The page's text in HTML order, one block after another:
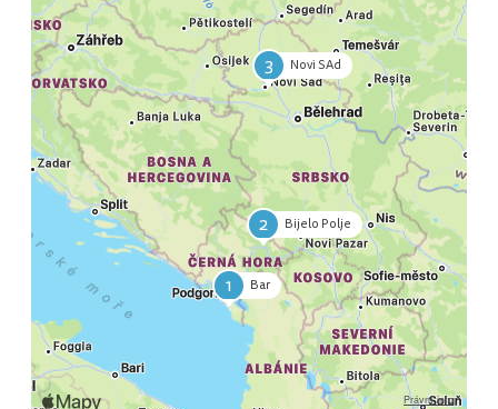
1 Bar
2 Bijelo Polje
3 Novi SAd